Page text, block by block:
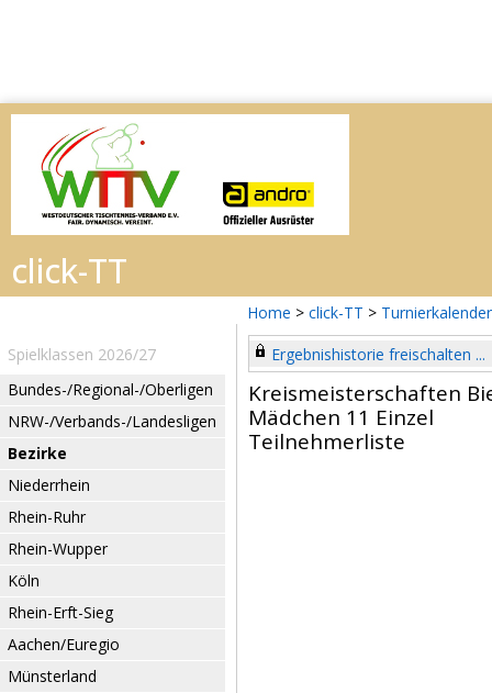
Home > click-TT > Turnierkalender
Spielklassen 2026/27
Bundes-/Regional-/Oberligen
NRW-/Verbands-/Landesligen
Bezirke
Niederrhein
Rhein-Ruhr
Rhein-Wupper
Köln
Rhein-Erft-Sieg
Aachen/Euregio
Münsterland
Ergebnishistorie freischalten ...
Kreismeisterschaften
Mädchen 11 Einzel
Teilnehmerliste